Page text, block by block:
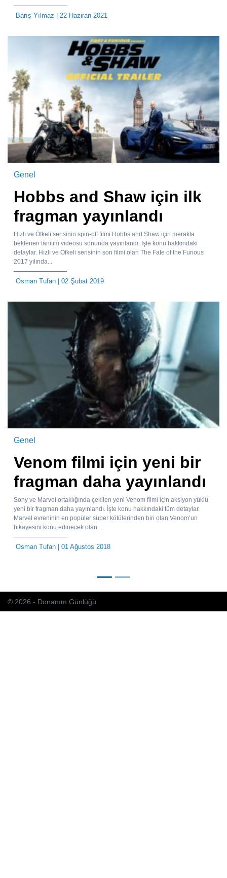
Barış Yılmaz | 22 Haziran 2021
Genel
Hobbs and Shaw için ilk
fragman yayınlandı
Hızlı ve Öfkeli serisinin spin-off filmi Hobbs and Shaw için merakla
beklenen tanıtım videosu sonunda yayınlandı. İşte konu hakkındaki
detaylar. Hızlı ve Öfkeli serisinin son filmi olan The Fate of the Furious
2017 yılında...
Osman Tufan | 02 Şubat 2019
Genel
Venom filmi için yeni bir
fragman daha yayınlandı
Sony ve Marvel ortaklığında çekilen yeni Venom filmi için aksiyon yüklü
yeni bir fragman daha yayınlandı. İşte konu hakkındaki tüm detaylar.
Marvel evreninin en popüler süper kötülerinden biri olan Venom’un
hikayesini konu edinecek olan...
Osman Tufan | 01 Ağustos 2018
© 2026 - Donanım Günlüğü